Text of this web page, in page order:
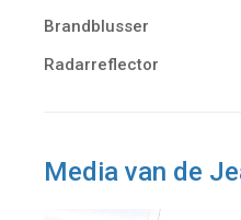
Brandblusser
Radarreflector
Media van de